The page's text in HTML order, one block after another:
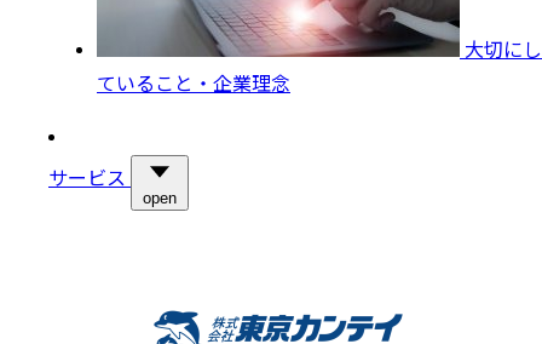
大切にし
ていること・企業理念
サービス
open